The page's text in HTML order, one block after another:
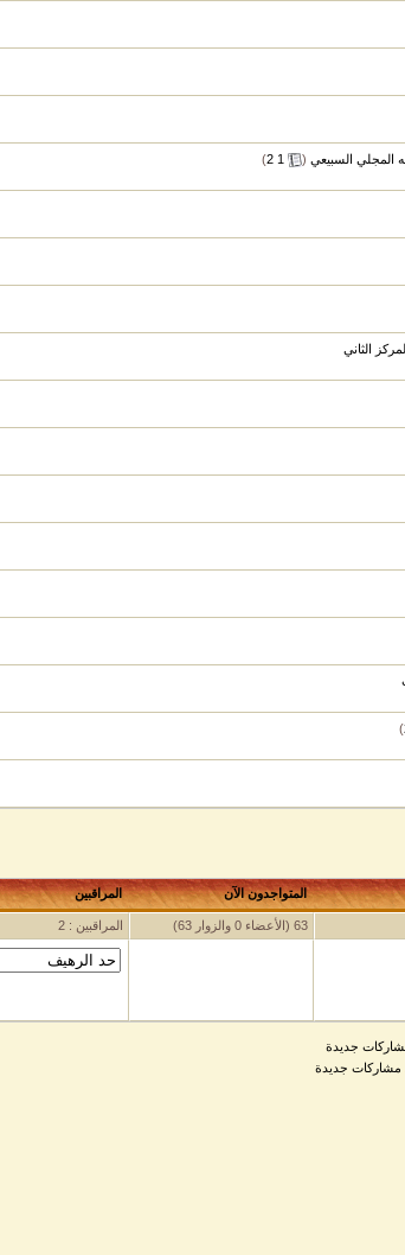
المجلي السبيعي (
1
2
)
)
المتواجدون الآن المراقبين
63 (الأعضاء 0 والزوار 63) المراقبين : 2
جديدة
جديدة